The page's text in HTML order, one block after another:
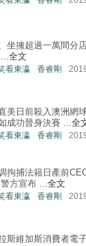
坐擁超過一萬間分
全文
看東瀛 香睿剛
美日前殺入澳洲網
成功晉身決賽 ... 全
看東瀛 香睿剛
拘捕法籍日產前
方宣布 ...全文
看東瀛 香睿剛
斯維加斯消費者電